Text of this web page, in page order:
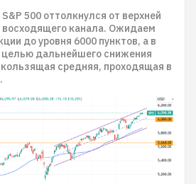
500 оттолкнулся от верхней
восходящего канала. Ожидаем
до уровня 6000 пунктов, а в
целью дальнейшего снижения
средняя, проходящая в